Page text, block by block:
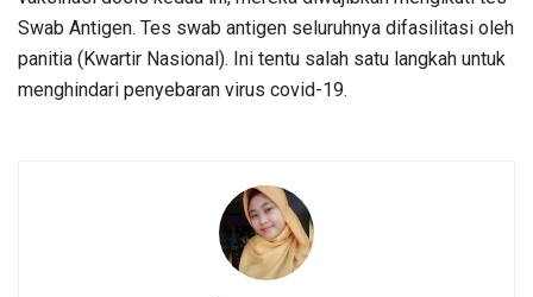
Swab Antigen. Tes swab antigen seluruhnya difasilitasi oleh
panitia (Kwartir Nasional). Ini tentu salah satu langkah untuk
menghindari penyebaran virus covid-19.